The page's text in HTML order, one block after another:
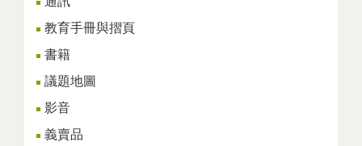
教育手冊與摺頁
書籍
議題地圖
影音
義賣品